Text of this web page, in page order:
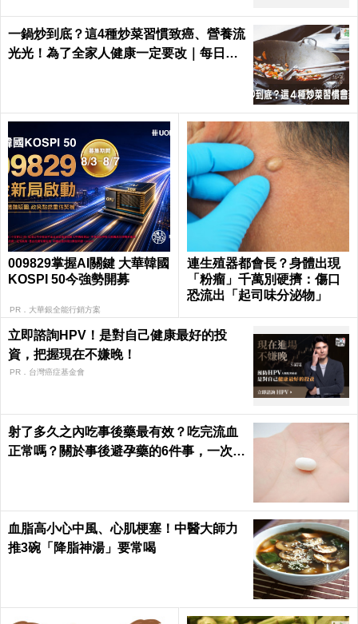
一鍋炒到底？這4種炒菜習慣致癌、營養流
光光！為了全家人健康一定要改｜每日健
009829掌握AI關鍵 大華韓國
KOSPI 50今強勢開募
PR．大華銀全能行銷方案
連生殖器都會長？身體出現
「粉瘤」千萬別硬擠：傷口
恐流出「起司味分泌物」
立即諮詢HPV！是對自己健康最好的投
資，把握現在不嫌晚！
PR．台灣癌症基金會
射了多久之內吃事後藥最有效？吃完流血
正常嗎？關於事後避孕藥的6件事，一次報
血脂高小心中風、心肌梗塞！中醫大師力
推3碗「降脂神湯」要常喝